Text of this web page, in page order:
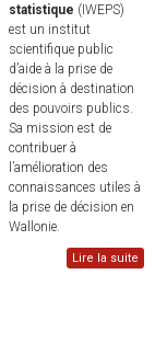
statistique (IWEPS)
est un institut
scientifique public
d’aide à la prise de
décision à destination
des pouvoirs publics.
Sa mission est de
contribuer à
l’amélioration des
connaissances utiles à
la prise de décision en
Wallonie.
Lire la suite